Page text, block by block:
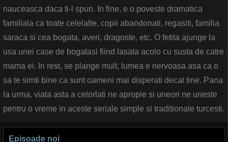
nauceasca daca ti-l spun. In fine, e o poveste dramatica
familiala ca toate celelalte, copii abandonati, regasiti, familia
saraca si cea bogata, averi, dragoste, etc. O fetita ajunge la
usa unei case de bogatasi fiind lasata acolo cu susta de catre
mama ei. In rest, se plange mult, lumea e nervoasa asa ca o
sa te simti bine ca sunt oameni mai disperati decat tine. Pana
la urma, viata asta a celorlati ne apropie si uneori ne uneste
pentru o vreme in aceste seriale simple si traditionale turcesti.
Episoade noi